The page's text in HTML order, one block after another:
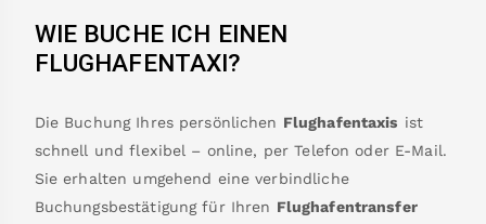
WIE BUCHE ICH EINEN
FLUGHAFENTAXI?
Die Buchung Ihres persönlichen Flughafentaxis ist
schnell und flexibel – online, per Telefon oder E-Mail.
Sie erhalten umgehend eine verbindliche
Buchungsbestätigung für Ihren Flughafentransfer